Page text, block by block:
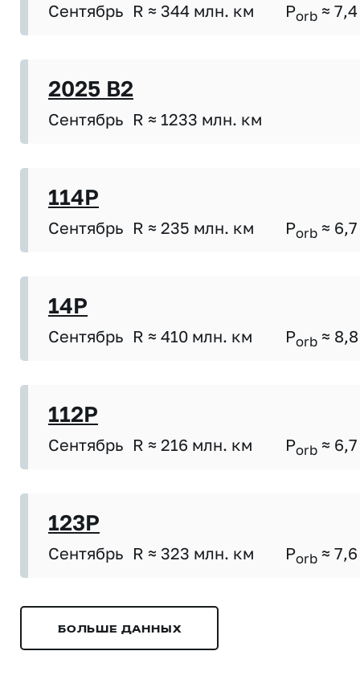
Сентябрь R ≈ 344 млн. км Porb ≈ 7,4
2025 B2
Сентябрь R ≈ 1233 млн. км
114P
Сентябрь R ≈ 235 млн. км Porb ≈ 6,7
14P
Сентябрь R ≈ 410 млн. км Porb ≈ 8,8
112P
Сентябрь R ≈ 216 млн. км Porb ≈ 6,7
123P
Сентябрь R ≈ 323 млн. км Porb ≈ 7,6
БОЛЬШЕ ДАННЫХ